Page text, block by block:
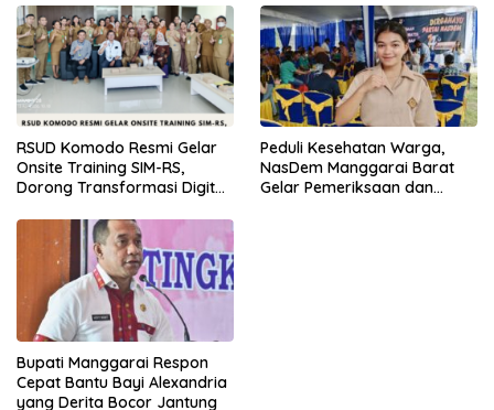
RSUD Komodo Resmi Gelar
Onsite Training SIM-RS,
Dorong Transformasi Digital
Peduli Kesehatan Warga,
NasDem Manggarai Barat
Gelar Pemeriksaan dan
Bupati Manggarai Respon
Cepat Bantu Bayi Alexandria
yang Derita Bocor Jantung